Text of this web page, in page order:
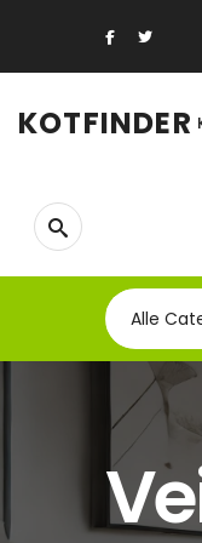
KOTFINDER